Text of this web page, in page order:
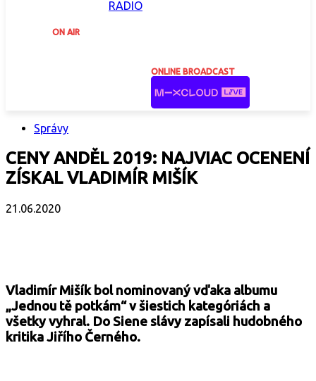
ON AIR
ONLINE BROADCAST
Správy
CENY ANDĚL 2019: NAJVIAC OCENENÍ
ZÍSKAL VLADIMÍR MIŠÍK
21.06.2020
Vladimír Mišík bol nominovaný vďaka albumu
„Jednou tě potkám“ v šiestich kategóriách a
všetky vyhral. Do Siene slávy zapísali hudobného
kritika Jiřího Černého.